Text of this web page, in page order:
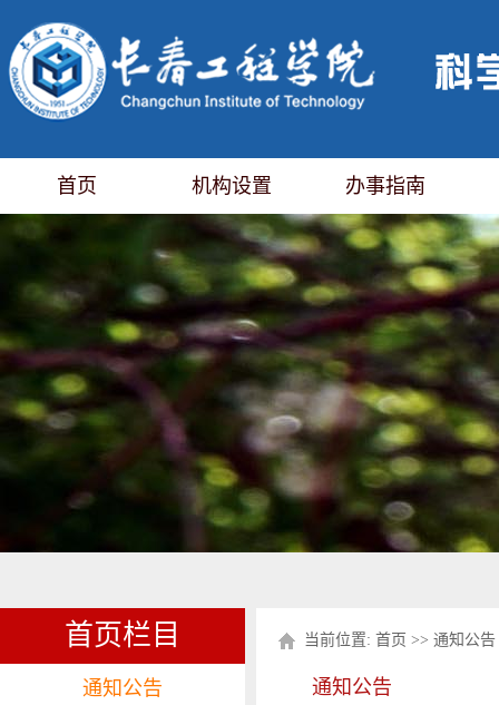
首页 机构设置 办事指南
首页栏目
通知公告
当前位置: 首页 >> 通知公告
通知公告